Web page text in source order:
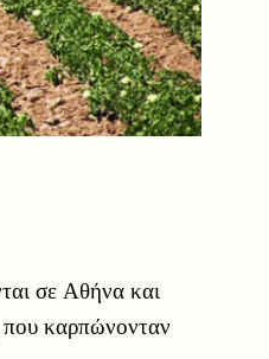
σε Αθήνα και
που καρπώνονταν